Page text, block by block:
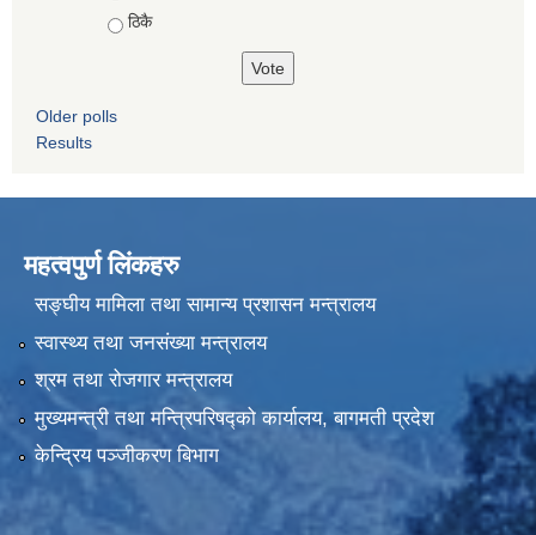
ठिकै
Older polls
Results
महत्वपुर्ण लिंकहरु
सङ्घीय मामिला तथा सामान्य प्रशासन मन्त्रालय
स्वास्थ्य तथा जनसंख्या मन्त्रालय
श्रम तथा रोजगार मन्त्रालय
मुख्यमन्त्री तथा मन्त्रिपरिषद्को कार्यालय, बागमती प्रदेश
केन्द्रिय पञ्जीकरण बिभाग